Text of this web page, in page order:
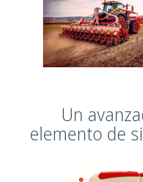
Un
elemento de